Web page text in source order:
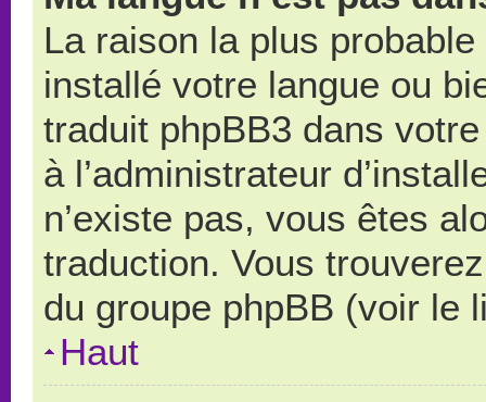
La raison la plus probable
installé votre langue ou
traduit phpBB3 dans
à l’administrateur
n’existe pas, vous êtes
traduction. Vous
du groupe phpBB (voir le
Haut